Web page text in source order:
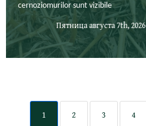
cernoziomurilor sunt vizibile
Пятница августа 7th, 2026
1 2 3 4